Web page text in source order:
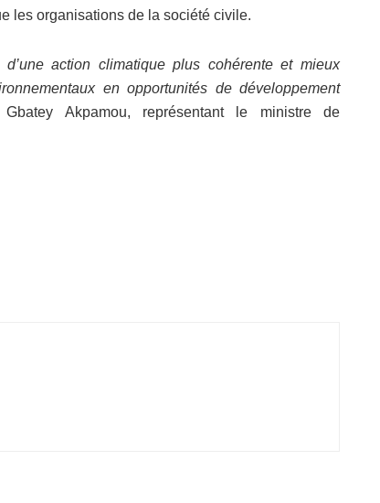
les organisations de la société civile.
action climatique plus cohérente et mieux
en opportunités de développement
Akpamou, représentant le ministre de